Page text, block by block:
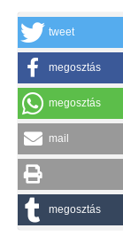
tweet
megosztás
megosztás
mail
megosztás